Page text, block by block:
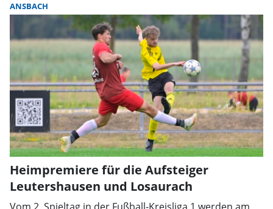
ANSBACH
Heimpremiere für die Aufsteiger
Leutershausen und Losaurach